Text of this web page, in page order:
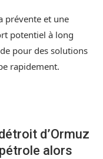
prévente et une
potentiel à long
pour des solutions
rapidement.
d’Ormuz
alors